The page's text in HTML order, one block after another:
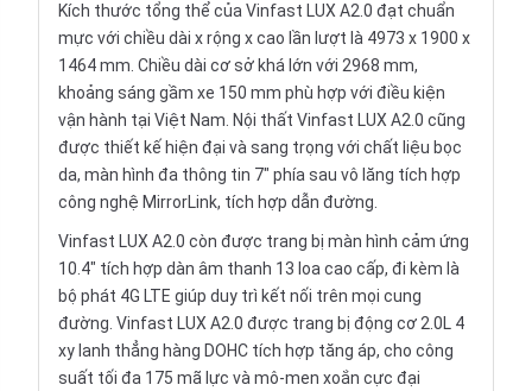
Kích thước tổng thể của Vinfast LUX A2.0 đạt chuẩn
mực với chiều dài x rộng x cao lần lượt là 4973 x 1900 x
1464 mm. Chiều dài cơ sở khá lớn với 2968 mm,
khoảng sáng gầm xe 150 mm phù hợp với điều kiện
vận hành tại Việt Nam. Nội thất Vinfast LUX A2.0 cũng
được thiết kế hiện đại và sang trọng với chất liệu bọc
da, màn hình đa thông tin 7" phía sau vô lăng tích hợp
công nghệ MirrorLink, tích hợp dẫn đường.
Vinfast LUX A2.0 còn được trang bị màn hình cảm ứng
10.4" tích hợp dàn âm thanh 13 loa cao cấp, đi kèm là
bộ phát 4G LTE giúp duy trì kết nối trên mọi cung
đường. Vinfast LUX A2.0 được trang bị động cơ 2.0L 4
xy lanh thẳng hàng DOHC tích hợp tăng áp, cho công
suất tối đa 175 mã lực và mô-men xoắn cực đại